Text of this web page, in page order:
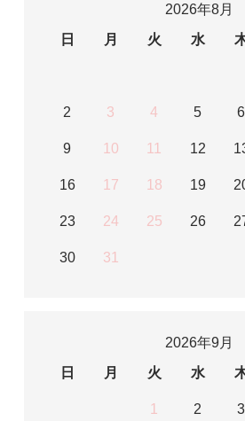
2026年8月
日
月 火 水
2 3 4 5 6
9 10 11 12
16 17 18 19
23 24 25 26
30 31
2026年9月
日
月 火 水
1 2 3